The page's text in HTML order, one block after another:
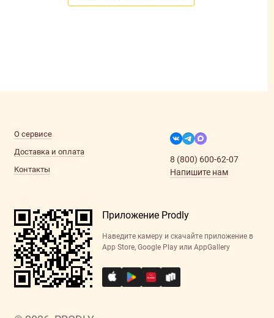
О сервисе
Доставка и оплата
Контакты
8 (800) 600-62-07
Напишите нам
Приложение Prodly
Наведите камеру и скачайте приложение в
App Store, Google Play или AppGallery